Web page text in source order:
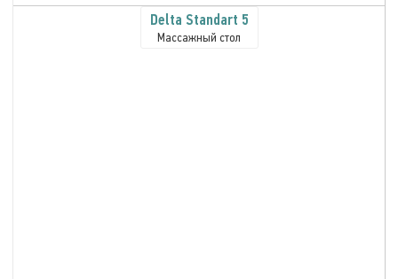
Delta Standart 5
Массажный стол